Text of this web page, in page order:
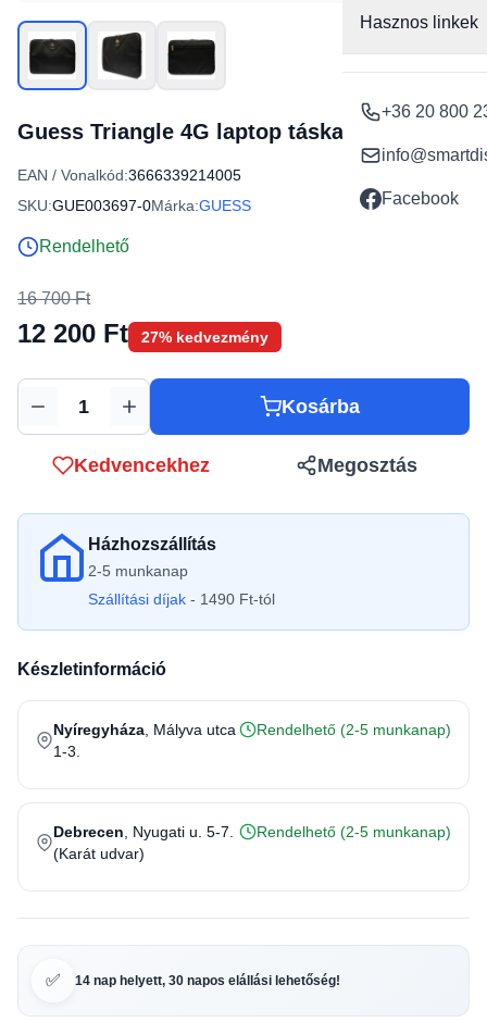
Hasznos linkek
+36 20 800
Facebook
Guess Triangle 4G laptop táska 16" - fekete
EAN / Vonalkód:3666339214005
SKU:GUE003697-0Márka:GUESS
Rendelhető
16 700 Ft
12 200 Ft 27% kedvezmény
Mennyiség Kosárba
Kedvencekhez Megosztás
Házhozszállítás
2-5 munkanap
Szállítási díjak - 1490 Ft-tól
Készletinformáció
Nyíregyháza , Mályva utca
1-3.
Rendelhető (2-5 munkanap)
Debrecen , Nyugati u. 5-7.
(Karát udvar)
Rendelhető (2-5 munkanap)
✅ 14 nap helyett, 30 napos elállási lehetőség!